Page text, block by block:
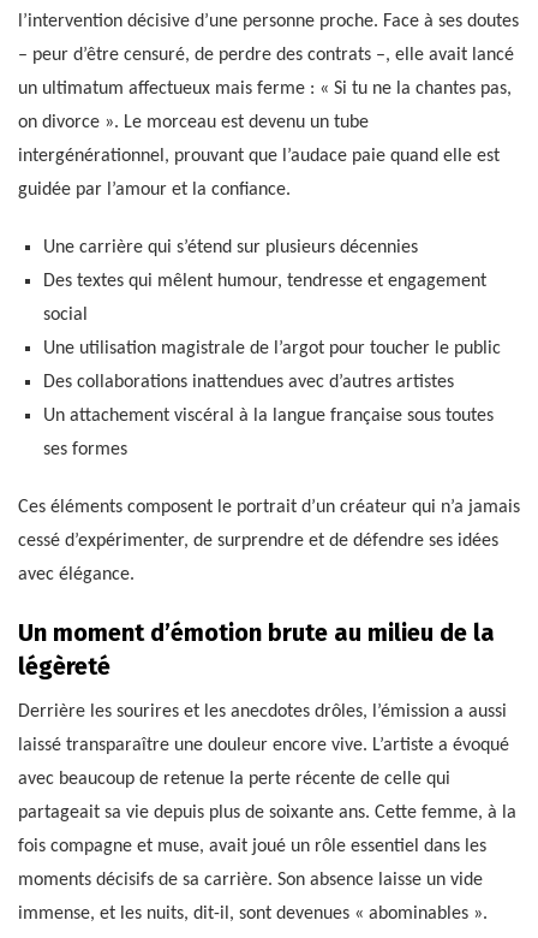
l’intervention décisive d’une personne proche. Face à ses doutes
– peur d’être censuré, de perdre des contrats –, elle avait lancé
un ultimatum affectueux mais ferme : « Si tu ne la chantes pas,
on divorce ». Le morceau est devenu un tube
intergénérationnel, prouvant que l’audace paie quand elle est
guidée par l’amour et la confiance.
Une carrière qui s’étend sur plusieurs décennies
Des textes qui mêlent humour, tendresse et engagement
social
Une utilisation magistrale de l’argot pour toucher le public
Des collaborations inattendues avec d’autres artistes
Un attachement viscéral à la langue française sous toutes
ses formes
Ces éléments composent le portrait d’un créateur qui n’a jamais
cessé d’expérimenter, de surprendre et de défendre ses idées
avec élégance.
Un moment d’émotion brute au milieu de la
légèreté
Derrière les sourires et les anecdotes drôles, l’émission a aussi
laissé transparaître une douleur encore vive. L’artiste a évoqué
avec beaucoup de retenue la perte récente de celle qui
partageait sa vie depuis plus de soixante ans. Cette femme, à la
fois compagne et muse, avait joué un rôle essentiel dans les
moments décisifs de sa carrière. Son absence laisse un vide
immense, et les nuits, dit-il, sont devenues « abominables ».